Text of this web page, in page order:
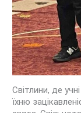
Світлини, де
їхню